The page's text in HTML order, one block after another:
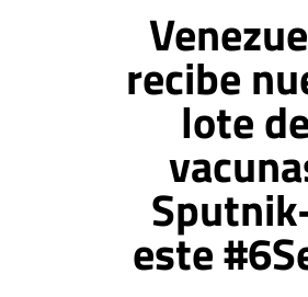
recibe
lote de
este